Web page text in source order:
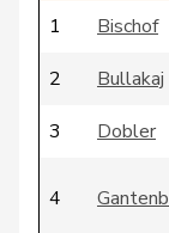
1 Bischof
2
Bullakaj
3
Dobler
4